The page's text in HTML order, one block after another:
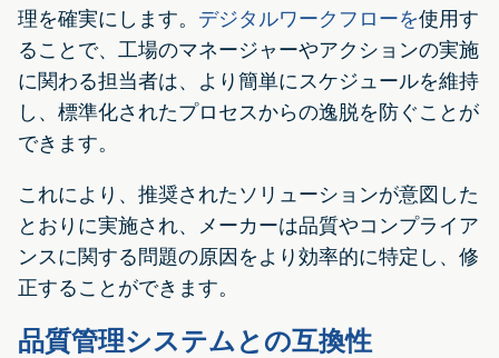
理を確実にします。 デジタルワークフローを使用す
ることで、工場のマネージャーやアクションの実施
に関わる担当者は、より簡単にスケジュールを維持
し、標準化されたプロセスからの逸脱を防ぐことが
できます。
これにより、推奨されたソリューションが意図した
とおりに実施され、メーカーは品質やコンプライア
ンスに関する問題の原因をより効率的に特定し、修
正することができます。
品質管理システムとの互換性